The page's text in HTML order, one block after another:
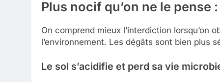
Plus nocif qu’on ne le
On comprend mieux l’interdiction lorsqu’on
l’environnement. Les dégâts sont bien plus
Le sol s’acidifie et perd sa vie